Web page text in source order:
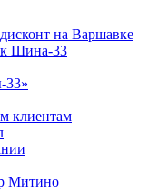
на Варшавке
Шина-33
клиентам
Митино